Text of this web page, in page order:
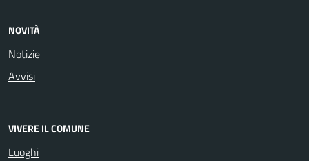
NOVITÀ
Notizie
Avvisi
VIVERE IL COMUNE
Luoghi